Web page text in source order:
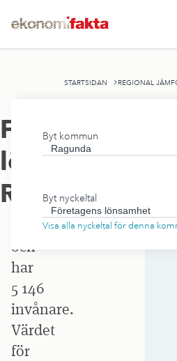
STARTSIDAN REGIONAL
Företagens
lönsamhet,
Ragunda
kommun
ligger
Jämtlands
och
har
5 146
invånare.
Värdet
för
Byt kommun
Byt nyckeltal
Visa alla nyckeltal för denna